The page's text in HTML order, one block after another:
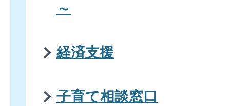
～
経済支援
子育て相談窓口